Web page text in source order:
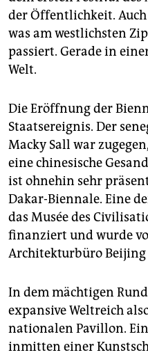
der Öffentlichkeit.
was am westlichsten
passiert. Gerade in
Welt.
Die Eröffnung der
Staatsereignis. Der
Macky Sall war
eine chinesische
ist ohnehin sehr
Dakar-Biennale. Eine
das Musée des
finanziert und wurde
Architekturbüro
In dem mächtigen
expansive Weltreich
nationalen Pavillon.
inmitten einer